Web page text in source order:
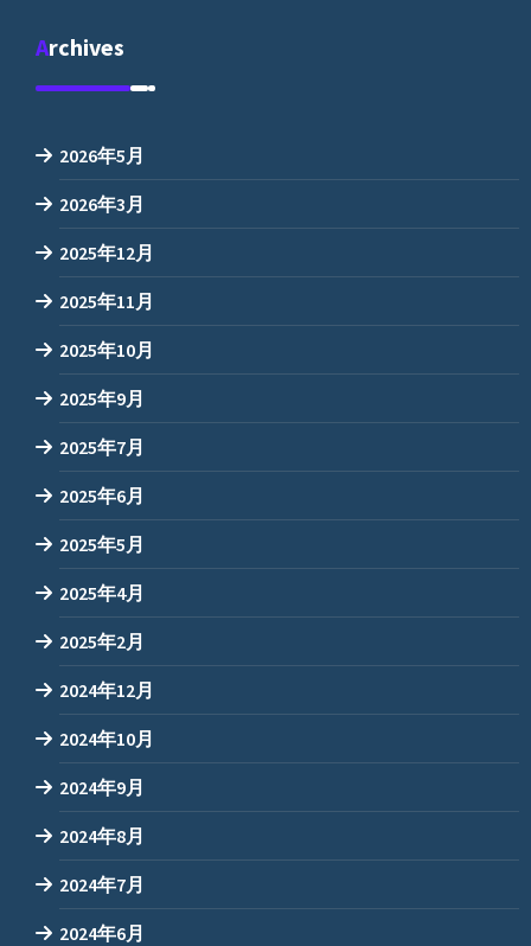
Archives
2026年5月
2026年3月
2025年12月
2025年11月
2025年10月
2025年9月
2025年7月
2025年6月
2025年5月
2025年4月
2025年2月
2024年12月
2024年10月
2024年9月
2024年8月
2024年7月
2024年6月